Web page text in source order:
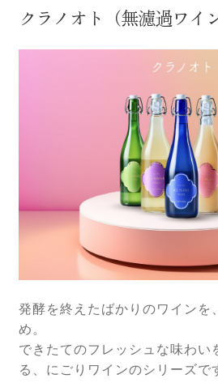
ワイン一覧
白ワイン・オレンジワイン
赤ワイン・ロゼワイン
スパークリングワイン
一升瓶ワイン
セール
クラノオト（無濾過ワイ
発酵を終えたばかりのワインを
め。
できたてのフレッシュな味わい
る、にごりワインのシリーズで